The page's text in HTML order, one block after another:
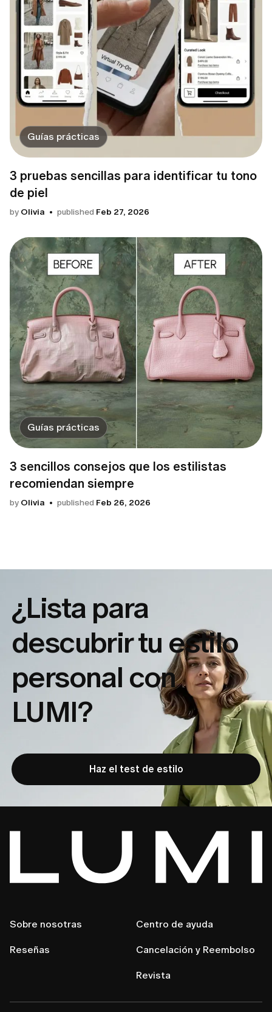
Guías prácticas
3 pruebas sencillas para identificar tu tono
de piel
by Olivia published Feb 27, 2026
Guías prácticas
3 sencillos consejos que los estilistas
recomiendan siempre
by Olivia published Feb 26, 2026
¿Lista para
descubrir tu estilo
personal con
LUMI?
Haz el test de estilo
Sobre nosotras
Reseñas
Centro de ayuda
Cancelación y Reembolso
Revista